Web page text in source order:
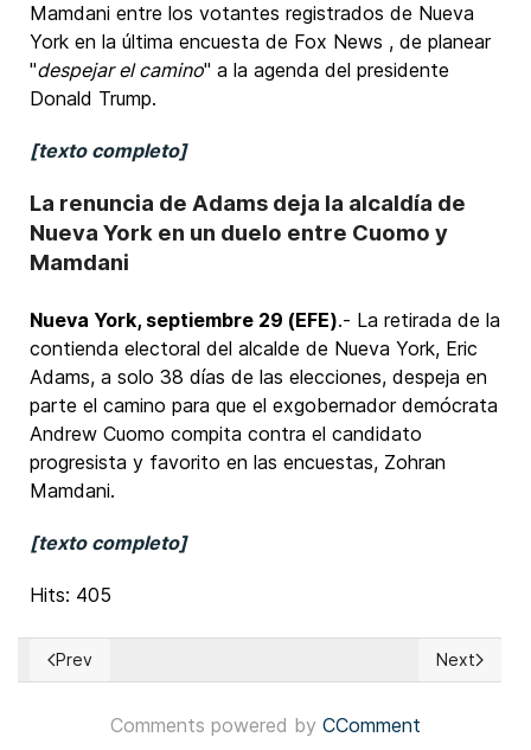
Mamdani entre los votantes registrados de Nueva
York en la última encuesta de Fox News , de planear
"despejar el camino" a la agenda del presidente
Donald Trump.
[texto completo]
La renuncia de Adams deja la alcaldía de
Nueva York en un duelo entre Cuomo y
Mamdani
Nueva York, septiembre 29 (EFE).- La retirada de la
contienda electoral del alcalde de Nueva York, Eric
Adams, a solo 38 días de las elecciones, despeja en
parte el camino para que el exgobernador demócrata
Andrew Cuomo compita contra el candidato
progresista y favorito en las encuestas, Zohran
Mamdani.
[texto completo]
Hits: 405
Previous article: Bolivia: Órgano electoral envió al exterior
Prev Next
Next
Comments powered by CComment